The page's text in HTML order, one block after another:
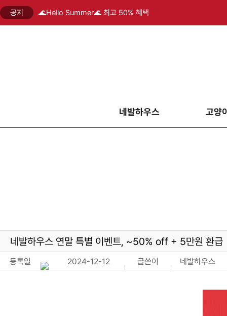
공지 🌊Hello Summer🌊 최고 50% 혜택
네발하우스 고양
네발하우스 연말 특별 이벤트, ~50% off + 5만원 환급
등록일 2024-12-12 글쓴이 네발하우스